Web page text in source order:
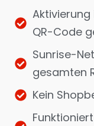
Aktivierung
QR-Code
Sunrise-
gesamten
Kein